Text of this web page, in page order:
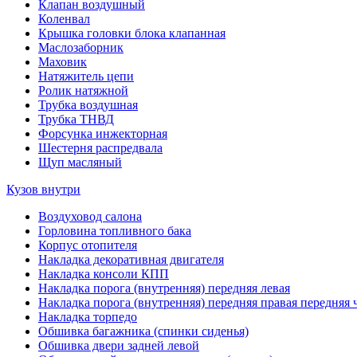
Клапан воздушный
Коленвал
Крышка головки блока клапанная
Маслозаборник
Маховик
Натяжитель цепи
Ролик натяжной
Трубка воздушная
Трубка ТНВД
Форсунка инжекторная
Шестерня распредвала
Щуп масляный
Кузов внутри
Воздуховод салона
Горловина топливного бака
Корпус отопителя
Накладка декоративная двигателя
Накладка консоли КПП
Накладка порога (внутренняя) передняя левая
Накладка порога (внутренняя) передняя правая передняя
Накладка торпедо
Обшивка багажника (спинки сиденья)
Обшивка двери задней левой